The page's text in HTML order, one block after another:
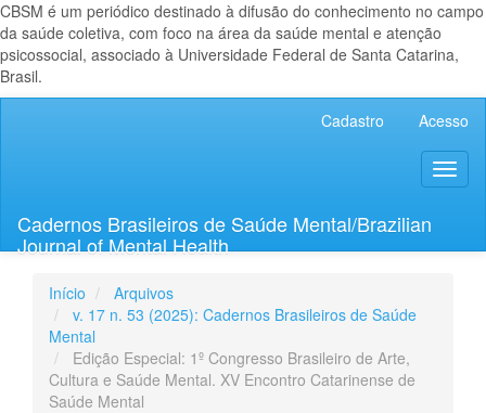
CBSM é um periódico destinado à difusão do conhecimento no campo
da saúde coletiva, com foco na área da saúde mental e atenção
psicossocial, associado à Universidade Federal de Santa Catarina,
Brasil.
Lateral
Cadastro Acesso
Cadernos Brasileiros de Saúde Mental/Brazilian
Journal of Mental Health
Início
Arquivos
v. 17 n. 53 (2025): Cadernos Brasileiros de Saúde
Mental
Edição Especial: 1º Congresso Brasileiro de Arte,
Cultura e Saúde Mental. XV Encontro Catarinense de
Saúde Mental